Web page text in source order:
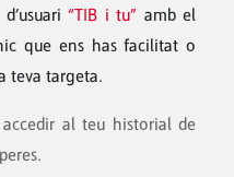
d’usuari“TIB i tu” amb el
que ens has facilitat o
teva targeta.
al teu historial de